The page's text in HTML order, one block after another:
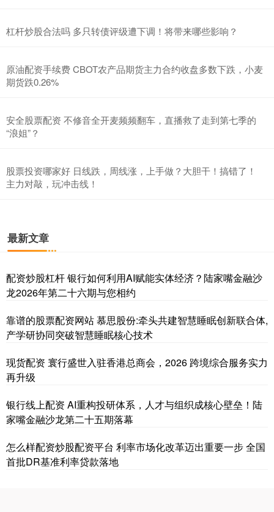
杠杆炒股合法吗 多只转债评级遭下调！将带来哪些影响？
原油配资手续费 CBOT农产品期货主力合约收盘多数下跌，小麦
期货跌0.26%
安全股票配资 不修音全开麦频频翻车，直播救了走到第七季的
“浪姐”？
股票投资哪家好 日线跌，周线涨，上手做？大胆干！搞错了！
主力对敲，玩冲击线！
最新文章
配资炒股杠杆 银行如何利用AI赋能实体经济？陆家嘴金融沙
龙2026年第二十六期与您相约
靠谱的股票配资网站 慕思股份:牵头共建智慧睡眠创新联合体,
产学研协同突破智慧睡眠核心技术
现货配资 寰行盛世入驻香港总商会，2026 跨境综合服务实力
再升级
银行线上配资 AI重构投研体系，人才与组织成核心壁垒！陆
家嘴金融沙龙第二十五期落幕
怎么样配资炒股配资平台 利率市场化改革迈出重要一步 全国
首批DR基准利率贷款落地